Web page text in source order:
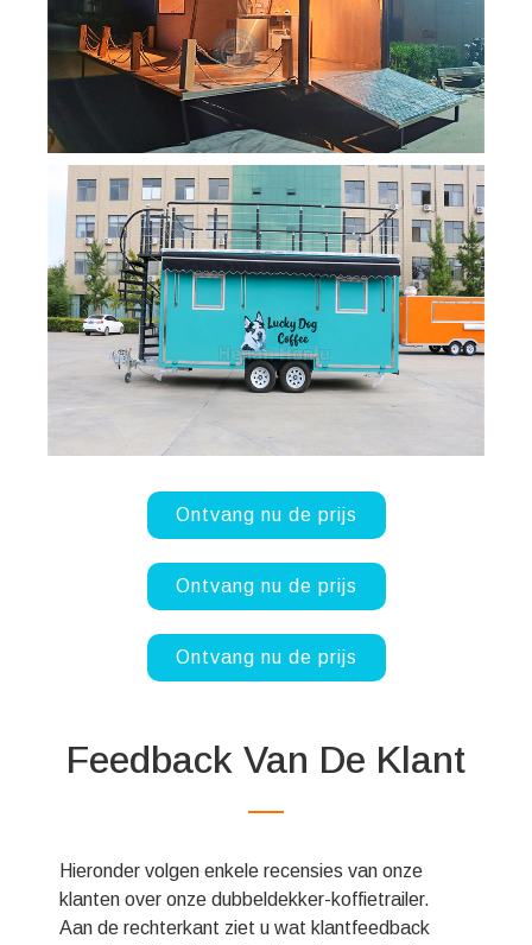
Ontvang nu de prijs
Ontvang nu de prijs
Ontvang nu de prijs
Feedback Van De Klant
Hieronder volgen enkele recensies van onze
klanten over onze dubbeldekker-koffietrailer.
Aan de rechterkant ziet u wat klantfeedback